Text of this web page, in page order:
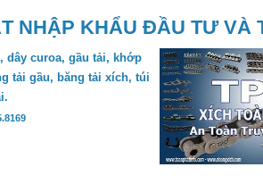
NHẬP KHẨU ĐẦU TƯ VÀ
dây curoa, gầu tải, khớp
tải gầu, băng tải xích, túi